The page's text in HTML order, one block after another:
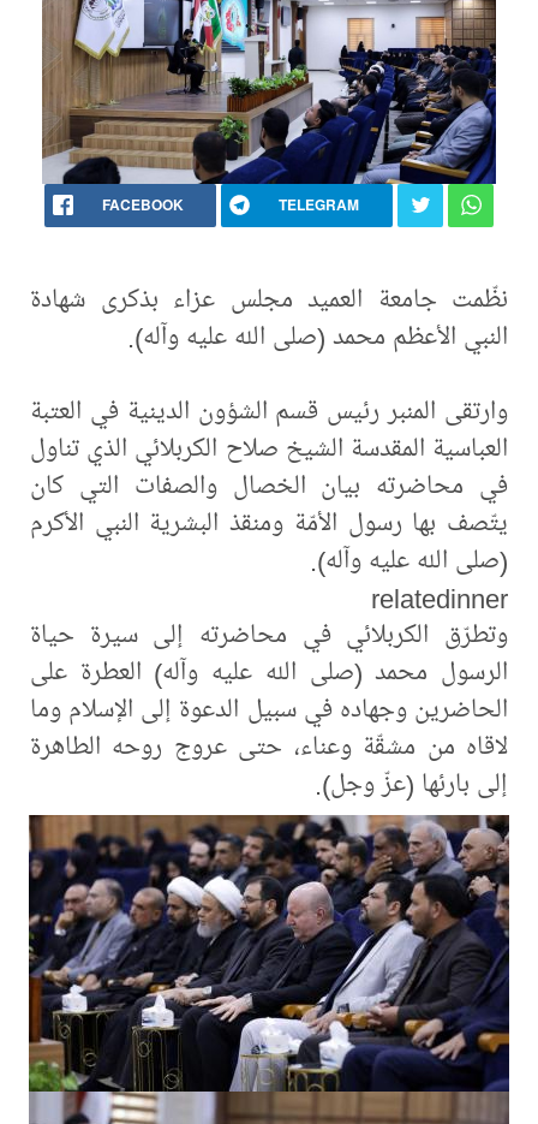
FACEBOOK TELEGRAM
نظّمت جامعة العميد مجلس عزاء بذكرى شهادة
النبي الأعظم محمد (صلى الله عليه وآله).
وارتقى المنبر رئيس قسم الشؤون الدينية في العتبة
العباسية المقدسة الشيخ صلاح الكربلائي الذي تناول
في محاضرته بيان الخصال والصفات التي كان
يتّصف بها رسول الأمّة ومنقذ البشرية النبي الأكرم
(صلى الله عليه وآله).
relatedinner
وتطرّق الكربلائي في محاضرته إلى سيرة حياة
الرسول محمد (صلى الله عليه وآله) العطرة على
الحاضرين وجهاده في سبيل الدعوة إلى الإسلام وما
لاقاه من مشقّة وعناء، حتى عروج روحه الطاهرة
إلى بارئها (عزّ وجل).